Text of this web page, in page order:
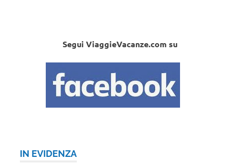
Segui ViaggieVacanze.com su
IN EVIDENZA